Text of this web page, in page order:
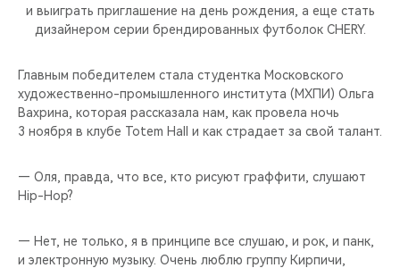
НОВИНКИ
БЛАГОТВОРИТЕЛЬНОСТЬ
CHERY REMOTE
CHERY И СПОРТ
CHERY ДЛЯ ДЕТЕЙ
и выиграть приглашение на день рождения, а еще стать
дизайнером серии брендированных футболок CHERY.
Главным победителем стала студентка Московского
художественно-промышленного института (МХПИ) Ольга
Вахрина, которая рассказала нам, как провела ночь
3 ноября в клубе Totem Hall и как страдает за свой талант.
— Оля, правда, что все, кто рисуют граффити, слушают
Hip-Hop?
— Нет, не только, я в принципе все слушаю, и рок, и панк,
и электронную музыку. Очень люблю группу Кирпичи,